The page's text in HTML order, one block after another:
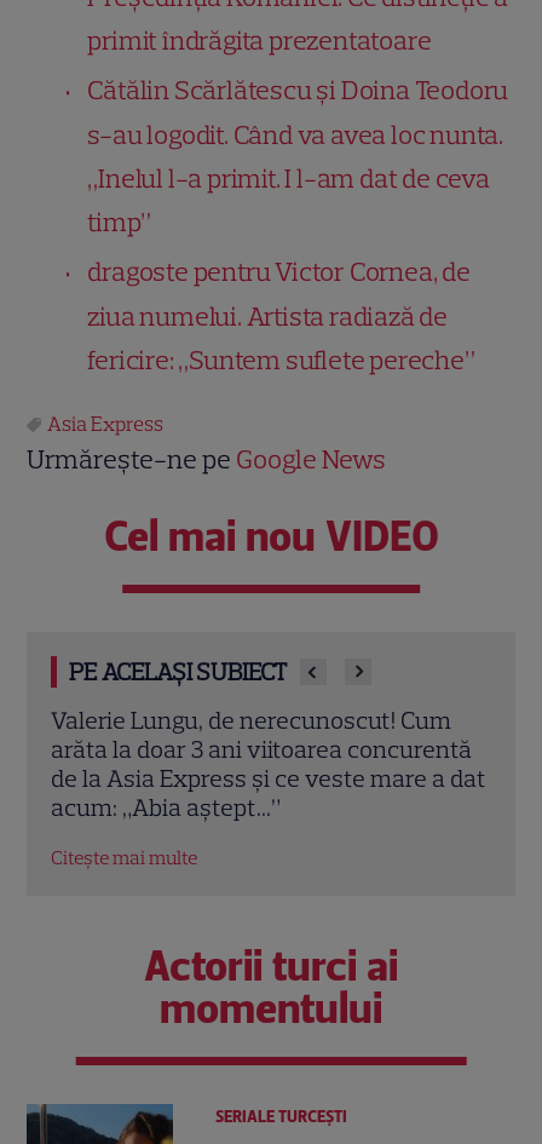
primit îndrăgita prezentatoare
Cătălin Scărlătescu și Doina Teodoru
s-au logodit. Când va avea loc nunta.
„Inelul l-a primit. I l-am dat de ceva
timp”
dragoste pentru Victor Cornea, de
ziua numelui. Artista radiază de
fericire: „Suntem suflete pereche”
Asia Express
Urmărește-ne pe Google News
Cel mai nou VIDEO
PE ACELAȘI SUBIECT
Primele imagini cu Cheloo la Asia
Express 2026! Cum a fost surprins
artistul în aventurile de pe Drumul
Mătăsii
Citește mai multe
Actorii turci ai
momentului
SERIALE TURCEŞTI